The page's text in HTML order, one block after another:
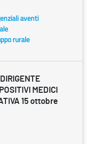
aventi
rurale
MEDICI
15 ottobre